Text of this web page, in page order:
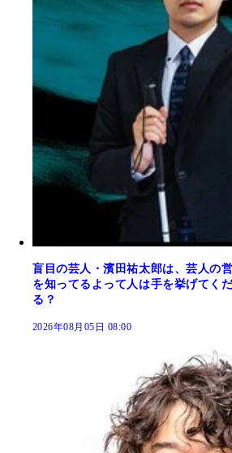
盲目の芸人・濱田祐太郎は、芸人の
を知ってるよって人は手を挙げてく
る？
2026年08月05日 08:00